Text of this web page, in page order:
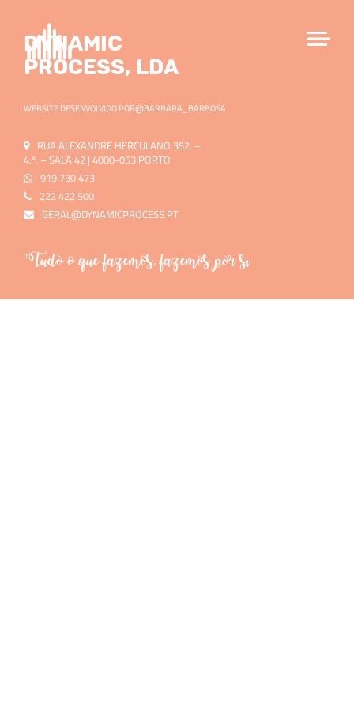
RUA ALEXANDRE HERCULANO 352. –
4.º. – SALA 42 | 4000-053 PORTO
919 730 473
222 422 500
GERAL@DYNAMICPROCESS.PT
Tudo o que fazemos, fazemos por si
Dynamic
Process, LDA
WEBSITE DESENVOLVIDO POR@BARBARA_BARBOSA